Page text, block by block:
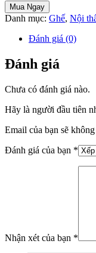
Mua Ngay
Danh mục: Ghế, Nội
Đánh giá (0)
Đánh giá
Chưa có đánh giá nào.
Hãy là người đầu tiên
Email của bạn sẽ
Đánh giá của bạn *
Nhận xét của bạn *